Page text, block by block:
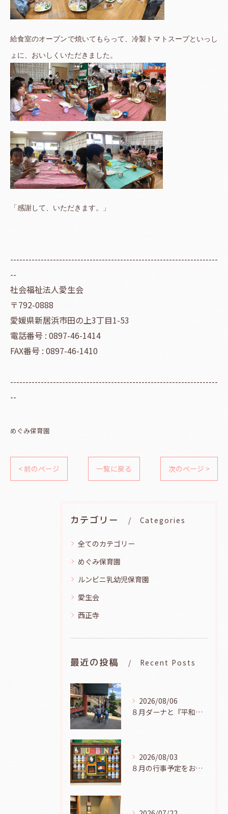
給食室のオーブンで焼いてもらって、冷製トマトスープといっし
ょに、おいしくいただきました。
「感謝して、いただきます。」
--------------------------------------------------------------------
--
社会福祉法人愛生会
〒792-0888
愛媛県新居浜市田の上3丁目1-53
電話番号 : 0897-46-1414
FAX番号 : 0897-46-1410
--------------------------------------------------------------------
--
めぐみ保育園
< 前のページ 一覧に戻る 次のページ >
カテゴリー Categories
全てのカテゴリー
めぐみ保育園
ルンビニ乳幼児保育園
愛生会
西正寺
最近の投稿 Recent Posts
2026/08/06
８月ダーナと『平和の鐘を鳴らそう』（幼児組、８月６日）
2026/08/03
８月の行事予定をお知らせします